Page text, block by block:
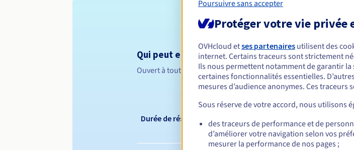
Conditions
Qui peut enregistrer un .org.tl ?
Ouvert à toutes les personnes physiques ou morales, sans
Règles de gestion
Durée de réservation
Poursuivre sans accepter
Protéger votre vie
OVHcloud etses partenaires utilisent des
internet. Certains traceurs sont strictement
Ils nous permettent notamment de garantir
certaines fonctionnalités essentielles.
mesures d’audience anonymes. Ces
Sous réserve de votre accord, nous utilisons
des traceurs de performance et de
d’améliorer votre navigation selon vos
mesurer la performance de nos pages ;